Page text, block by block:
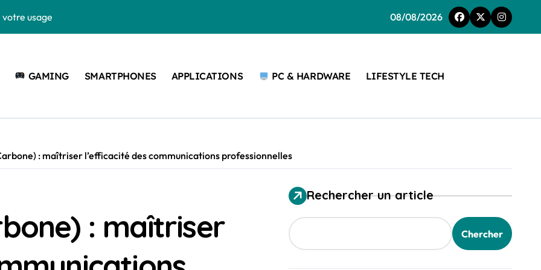
usage
séduit de plus en plus les Français
en 2026 ?
modèles en 2026
08/08/2026
GAMING SMARTPHONES APPLICATIONS PC & HARDWARE LIFESTYLE TECH
: maîtriser l’efficacité des communications professionnelles
: maîtriser
Rechercher un article
Chercher